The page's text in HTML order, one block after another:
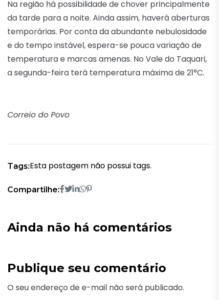
Na região há possibilidade de chover principalmente
da tarde para a noite. Ainda assim, haverá aberturas
temporárias. Por conta da abundante nebulosidade
e do tempo instável, espera-se pouca variação de
temperatura e marcas amenas. No Vale do Taquari,
a segunda-feira terá temperatura máxima de 21°C.
Correio do Povo
Tags:Esta postagem não possui tags.
Compartilhe:
Ainda não há comentários
Publique seu comentário
O seu endereço de e-mail não será publicado.